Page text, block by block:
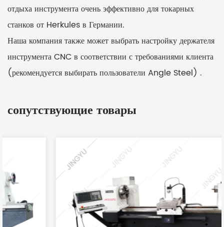
отдыха инструмента очень эффективно для токарных
станков от Herkules в Германии.
Наша компания также может выбрать настройку держателя
инструмента CNC в соответствии с требованиями клиента
(рекомендуется выбирать пользователи Angle Steel) .
сопутствующие товары